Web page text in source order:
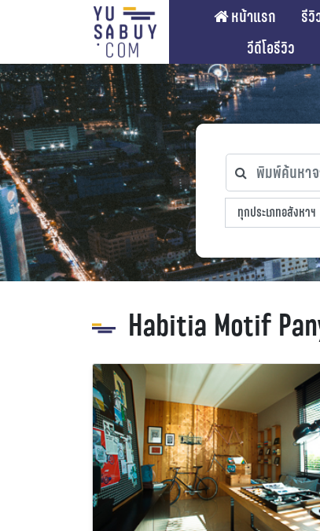
หน้าแรก รีวิ
วีดีโอรีวิว
พิมพ์ค้นหาจากชื่
ทุกประเภทอสังหา
ทุกประเภทอสังหาฯ
ทุกทำเลที่ตั้ง
ทุกสถานีรถไฟฟ้า
ทุกช่วงราคา
Habitia Motif